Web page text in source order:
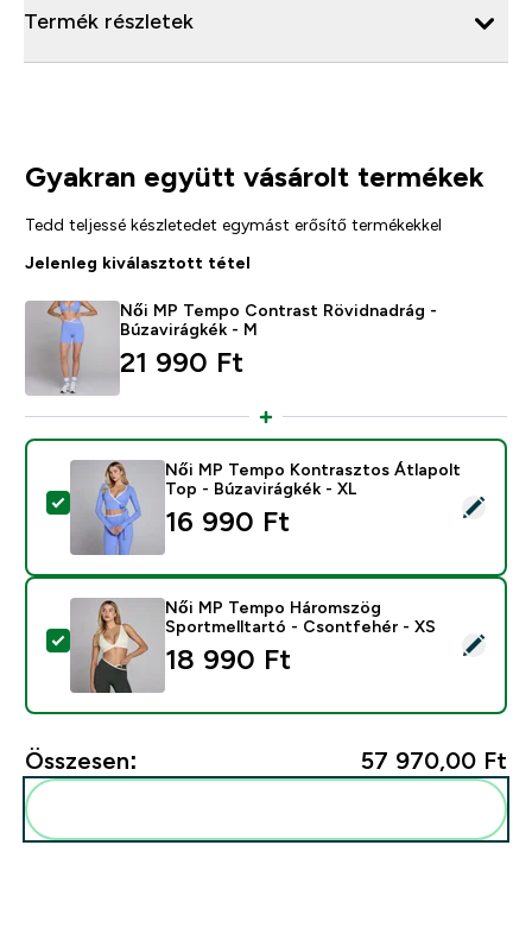
Termék részletek
Gyakran együtt vásárolt termékek
Tedd teljessé készletedet egymást erősítő termékekkel
Jelenleg kiválasztott tétel
Női MP Tempo Contrast Rövidnadrág -
Búzavirágkék - M
21 990 Ft‎
Termék kiválasztása - Női MP Tempo Kontrasztos
Női MP Tempo Kontrasztos Átlapolt
Top - Búzavirágkék - XL
16 990 Ft‎
Termék kiválasztása - Női MP Tempo Háromszög
Női MP Tempo Háromszög
Sportmelltartó - Csontfehér - XS
18 990 Ft‎
Összesen: 57 970,00 Ft‎